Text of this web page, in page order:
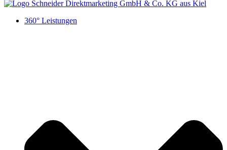
360° Leistungen